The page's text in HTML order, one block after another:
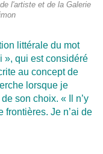
l'artiste et de la Galerie
littérale du mot
qui est considéré
au concept de
lorsque je
son choix. « Il n’y
frontières. Je n’ai de